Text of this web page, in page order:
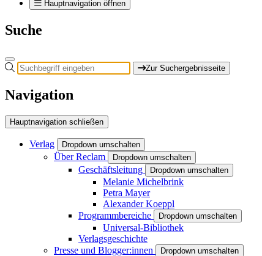
Hauptnavigation öffnen
Suche
Zur Suchergebnisseite
Navigation
Hauptnavigation schließen
Verlag Dropdown umschalten
Über Reclam Dropdown umschalten
Geschäftsleitung Dropdown umschalten
Melanie Michelbrink
Petra Mayer
Alexander Koeppl
Programmbereiche
Dropdown umschalten
Universal-Bibliothek
Verlagsgeschichte
Presse und Blogger:innen
Dropdown umschalten